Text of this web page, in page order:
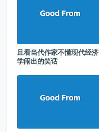
且看当代作家不懂现代经济
学闹出的笑话